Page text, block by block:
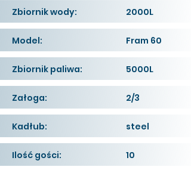
Zbiornik wody: 2000L
Model: Fram 60
Zbiornik paliwa: 5000L
Załoga: 2/3
Kadłub: steel
Ilość gości: 10